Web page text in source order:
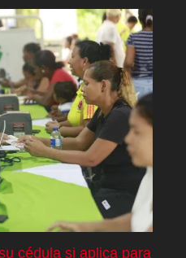
cédula si aplica para